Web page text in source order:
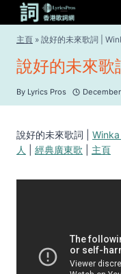
content
主頁 » 說好的未來歌詞 |
說好的未來
By Lyrics Pros
說好的未來歌詞 |
人
經典廣東歌 主頁